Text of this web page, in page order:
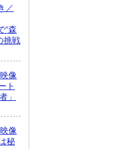
／
“森
挑戦
像
ト
」
像
秘